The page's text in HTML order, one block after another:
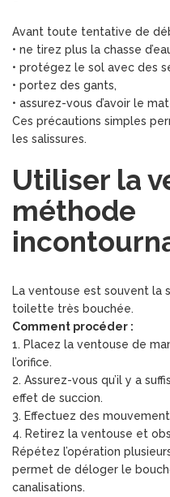
Avant toute tentative de
• ne tirez plus la chasse
• protégez le sol avec des
• portez des gants,
• assurez-vous d’avoir le
Ces précautions simples
les salissures.
Utiliser la
méthode
La ventouse est souvent la
toilette très bouchée.
Comment procéder :
1. Placez la ventouse de
l’orifice.
2. Assurez-vous qu’il y a
effet de succion.
3. Effectuez des
4. Retirez la ventouse et
Répétez l’opération
permet de déloger le
canalisations.